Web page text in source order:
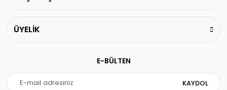
ÜYELİK
E-BÜLTEN
KAYDOL